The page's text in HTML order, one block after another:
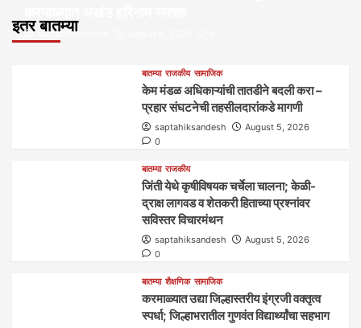
इतर बातम्या
saptahiksandesh
बातम्या राजकीय सामाजिक
केम मंडळ अधिकाऱ्यांची तातडीने बदली करा –
प्रहार संघटनेची तहसीलदारांकडे मागणी
saptahiksandesh
August 5, 2026
0
बातम्या राजकीय
जिंती येथे कृषीविषयक चर्चेला चालना; केळी-
द्राक्ष लागवड व शेतकरी हिताच्या प्रश्नांवर
सविस्तर विचारमंथन
saptahiksandesh
August 5, 2026
0
बातम्या शैक्षणिक सामाजिक
करमाळ्यात उद्या जिल्हास्तरीय इंग्रजी वक्तृत्व
स्पर्धा; जिल्हाभरातील गुणवंत विद्यार्थ्यांचा सहभाग